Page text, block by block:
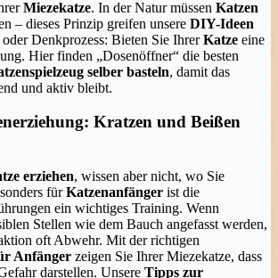
Miezekatze. In der Natur müssen Katzen
– dieses Prinzip greifen unsere DIY-Ideen
Denkprozess: Bieten Sie IhrerKatze eine
Hier finden „Dosenöffner“ die besten
selber basteln, damit das
und aktiv bleibt.
Kratzen und Beißen
erziehen, wissen aber nicht, wo Sie
fürKatzenanfänger ist die
ein wichtiges Training. Wenn
Stellen wie dem Bauch angefasst werden,
oft Abwehr. Mit der richtigen
Anfänger zeigen Sie Ihrer Miezekatze, dass
darstellen. Unsere Tipps zur